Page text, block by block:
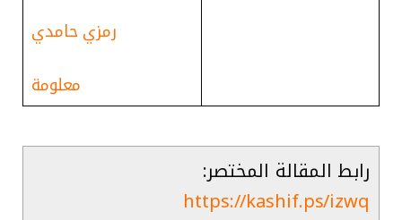
رمزي حامدي
معلومة
رابط المقالة المختصر:
https://kashif.ps/izwq